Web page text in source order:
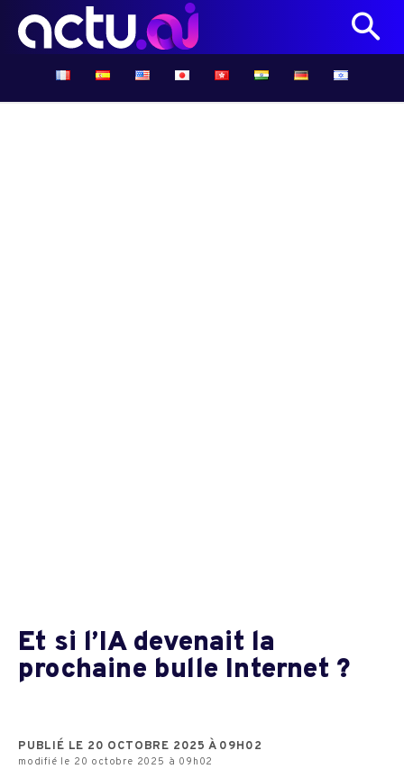
Et si l’IA devenait la
prochaine bulle Internet ?
PUBLIÉ LE 20 OCTOBRE 2025 À 09H02
modifié le 20 octobre 2025 à 09h02